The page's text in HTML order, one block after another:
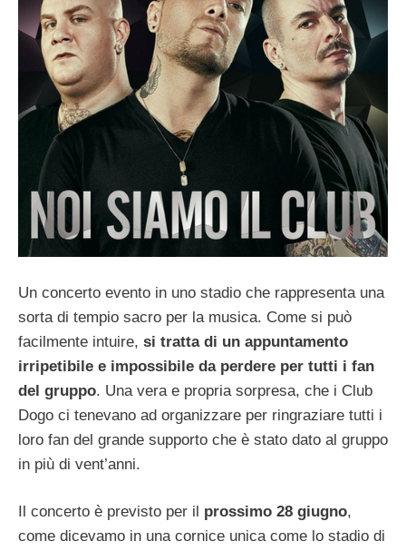
Un concerto evento in uno stadio che rappresenta una
sorta di tempio sacro per la musica. Come si può
facilmente intuire, si tratta di un appuntamento
irripetibile e impossibile da perdere per tutti i fan
del gruppo. Una vera e propria sorpresa, che i Club
Dogo ci tenevano ad organizzare per ringraziare tutti i
loro fan del grande supporto che è stato dato al gruppo
in più di vent’anni.
Il concerto è previsto per il prossimo 28 giugno,
come dicevamo in una cornice unica come lo stadio di